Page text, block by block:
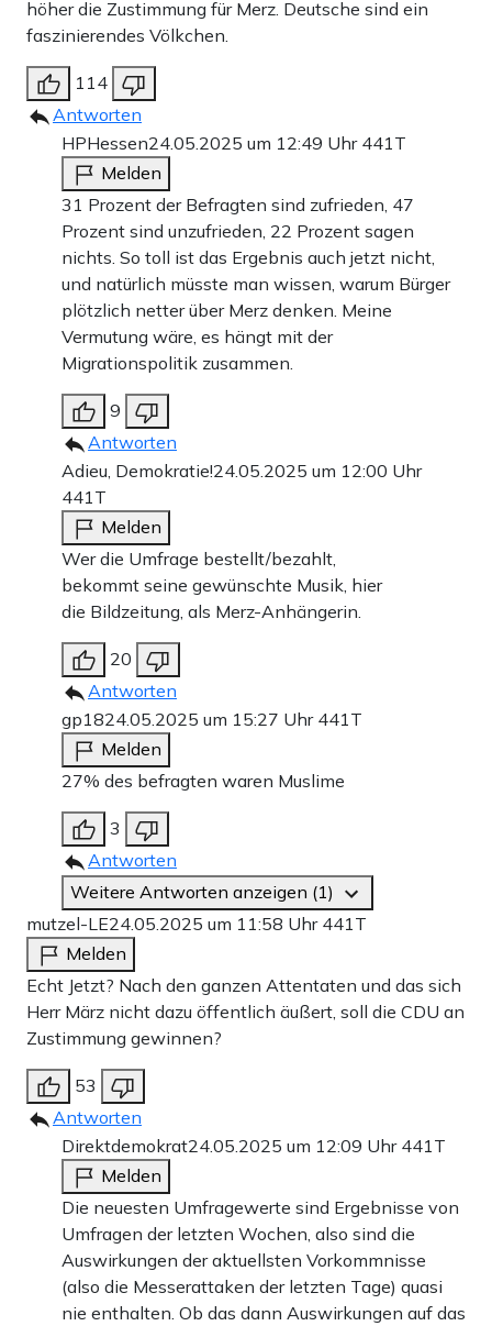
höher die Zustimmung für Merz. Deutsche sind ein
faszinierendes Völkchen.
114
Antworten
HPHessen24.05.2025 um 12:49 Uhr 441T
Melden
31 Prozent der Befragten sind zufrieden, 47
Prozent sind unzufrieden, 22 Prozent sagen
nichts. So toll ist das Ergebnis auch jetzt nicht,
und natürlich müsste man wissen, warum Bürger
plötzlich netter über Merz denken. Meine
Vermutung wäre, es hängt mit der
Migrationspolitik zusammen.
9
Antworten
Adieu, Demokratie!24.05.2025 um 12:00 Uhr
441T
Melden
Wer die Umfrage bestellt/bezahlt,
bekommt seine gewünschte Musik, hier
die Bildzeitung, als Merz-Anhängerin.
20
Antworten
gp1824.05.2025 um 15:27 Uhr 441T
Melden
27% des befragten waren Muslime
3
Antworten
Weitere Antworten anzeigen (1)
mutzel-LE24.05.2025 um 11:58 Uhr 441T
Melden
Echt Jetzt? Nach den ganzen Attentaten und das sich
Herr März nicht dazu öffentlich äußert, soll die CDU an
Zustimmung gewinnen?
53
Antworten
Direktdemokrat24.05.2025 um 12:09 Uhr 441T
Melden
Die neuesten Umfragewerte sind Ergebnisse von
Umfragen der letzten Wochen, also sind die
Auswirkungen der aktuellsten Vorkommnisse
(also die Messerattaken der letzten Tage) quasi
nie enthalten. Ob das dann Auswirkungen auf das